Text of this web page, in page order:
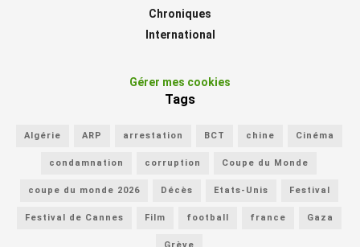
Chroniques
International
Gérer mes cookies
Tags
Algérie ARP arrestation BCT chine Cinéma
condamnation corruption Coupe du Monde
coupe du monde 2026 Décès Etats-Unis Festival
Festival de Cannes Film football france Gaza
Grève